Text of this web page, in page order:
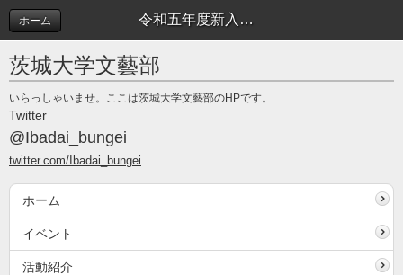
令和五年度新入生歓迎号へのコメントはこちら | 作品へのコメント
ホーム
茨城大学文藝部
いらっしゃいませ。ここは茨城大学文藝部のHPです。
Twitter
@Ibadai_bungei
twitter.com/Ibadai_bungei
ホーム
イベント
活動紹介